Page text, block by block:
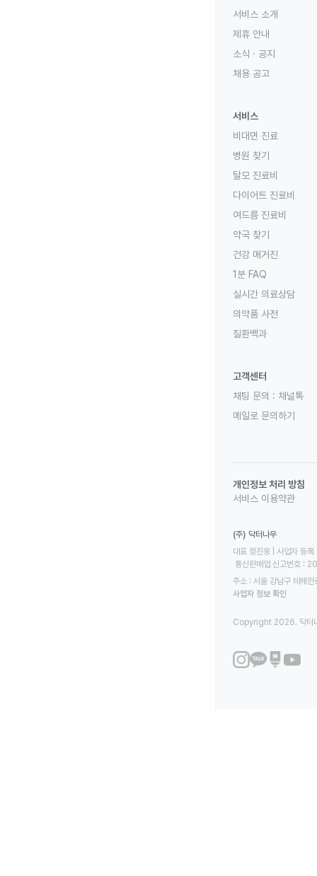
서비스 소개
제휴 안내
소식 · 공지
채용 공고
서비스
비대면 진료
병원 찾기
탈모 진료비
다이어트 진료비
여드름 진료비
약국 찾기
건강 매거진
1분 FAQ
실시간 의료상담
의약품 사전
질환백과
고객센터
채팅 문의 : 채널톡
메일로 문의하기
개인정보 처리 방침
서비스 이용약관
(주) 닥터나우
대표 정진웅 | 사업자
통신판매업 신고번호
주소 : 서울 강남구 테헤
사업자 정보 확인
Copyright 2026. 닥터